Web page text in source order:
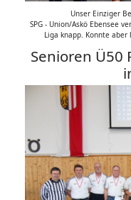
Unser Einziger
SPG - Union/Askö Ebensee
Liga knapp. Konnte
Senioren Ü50